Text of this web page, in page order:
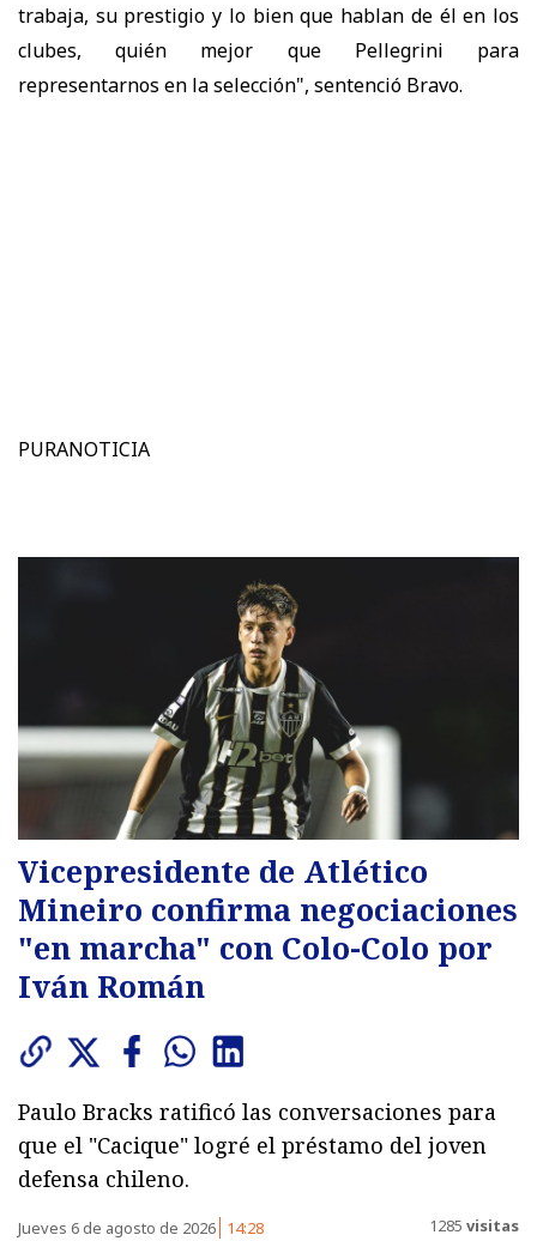
trabaja, su prestigio y lo bien que hablan de él en los
clubes, quién mejor que Pellegrini para
representarnos en la selección", sentenció Bravo.
PURANOTICIA
Vicepresidente de Atlético
Mineiro confirma negociaciones
"en marcha" con Colo-Colo por
Iván Román
Paulo Bracks ratificó las conversaciones para
que el "Cacique" logré el préstamo del joven
defensa chileno.
Jueves 6 de agosto de 2026 14:28 1285 visitas